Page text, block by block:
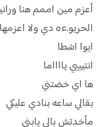
أعزم مين اممم هنا
الحربو.ءه دي ولا اعزمها
ايوا اشطا
انتيييي يااااما
ها اي خضتني
بقالي ساعه بنادي عليكي
مأخدتش بالي يابني